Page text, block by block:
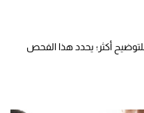
أكثر؛ يحدد هذا الفحص